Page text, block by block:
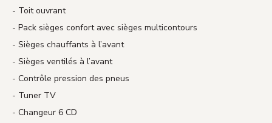
Toit ouvrant
Pack sièges confort avec sièges multicontours
Sièges chauffants à l’avant
Sièges ventilés à l’avant
Contrôle pression des pneus
Tuner TV
Changeur 6 CD